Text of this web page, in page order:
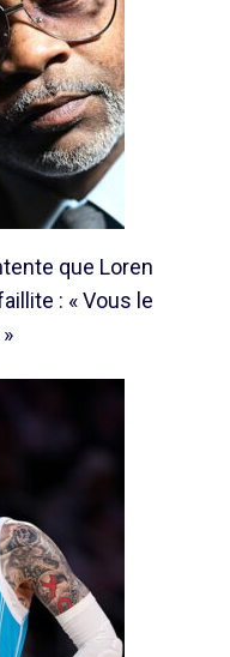
que Loren
: « Vous le